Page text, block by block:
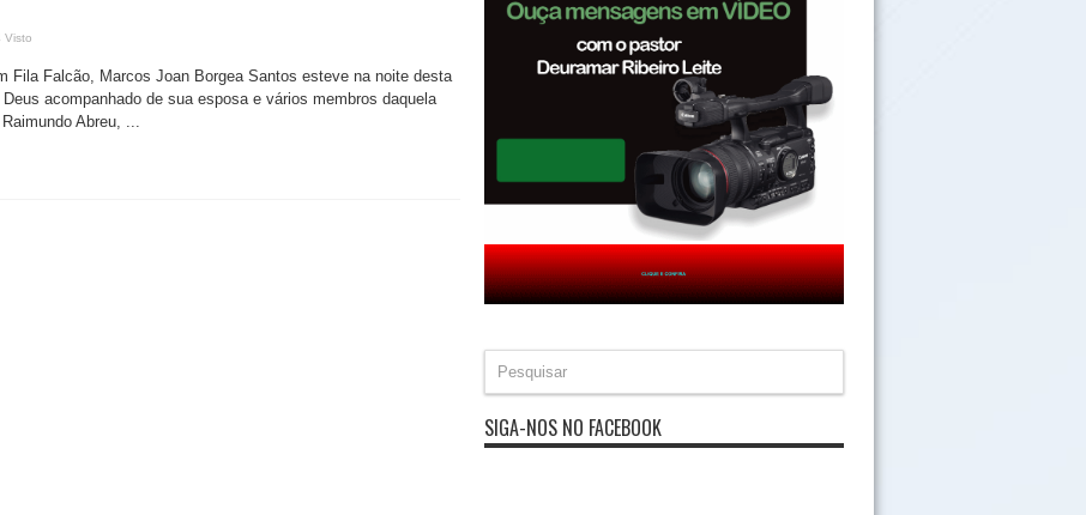
Visto
Fila Falcão, Marcos Joan Borgea Santos esteve na noite desta
acompanhado de sua esposa e vários membros daquela
Abreu, ...
SIGA-NOS NO FACEBOOK